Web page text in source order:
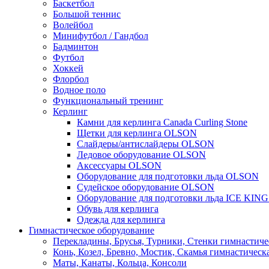
Баскетбол
Большой теннис
Волейбол
Минифутбол / Гандбол
Бадминтон
Футбол
Хоккей
Флорбол
Водное поло
Функциональный тренинг
Керлинг
Камни для керлинга Canada Curling Stone
Щетки для керлинга OLSON
Слайдеры/антислайдеры OLSON
Ледовое оборудование OLSON
Аксессуары OLSON
Оборудование для подготовки льда OLSON
Судейское оборудование OLSON
Оборудование для подготовки льда ICE
Обувь для керлинга
Одежда для керлинга
Гимнастическое оборудование
Перекладины, Брусья, Турники, Стенки
Конь, Козел, Бревно, Мостик, Скамья
Маты, Канаты, Кольца, Консоли